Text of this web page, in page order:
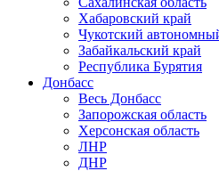
Хабаровский край
Чукотский
Забайкальский край
Республика Бурятия
Донбасс
Весь Донбасс
Запорожская область
Херсонская область
ЛНР
ДНР